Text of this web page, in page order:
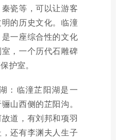
瓷等，可以让游客
的历史文化。临潼
一座综合性的文化
，一个历代石雕碑
护室。
：临潼芷阳湖是一
山西侧的芷阳沟。
道，有刘邦和项羽
还有李渊夫人生子